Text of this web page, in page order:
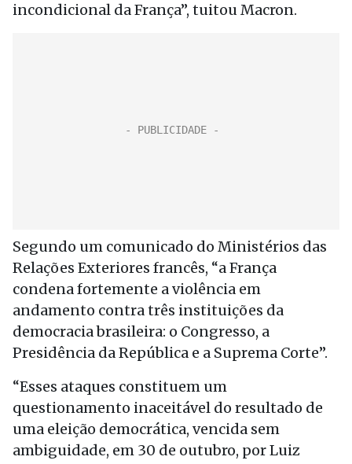
incondicional da França”, tuitou Macron.
Segundo um comunicado do Ministérios das
Relações Exteriores francês, “a França
condena fortemente a violência em
andamento contra três instituições da
democracia brasileira: o Congresso, a
Presidência da República e a Suprema Corte”.
“Esses ataques constituem um
questionamento inaceitável do resultado de
uma eleição democrática, vencida sem
ambiguidade, em 30 de outubro, por Luiz